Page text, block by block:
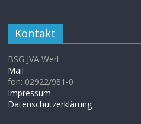
Kontakt
BSG JVA Werl
Mail
fon: 02922/981-0
Impressum
Datenschutzerklärung